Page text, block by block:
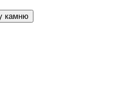
камню